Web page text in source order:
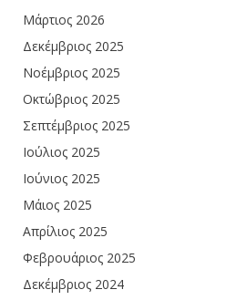
Μάρτιος 2026
Δεκέμβριος 2025
Νοέμβριος 2025
Οκτώβριος 2025
Σεπτέμβριος 2025
Ιούλιος 2025
Ιούνιος 2025
Μάιος 2025
Απρίλιος 2025
Φεβρουάριος 2025
Δεκέμβριος 2024